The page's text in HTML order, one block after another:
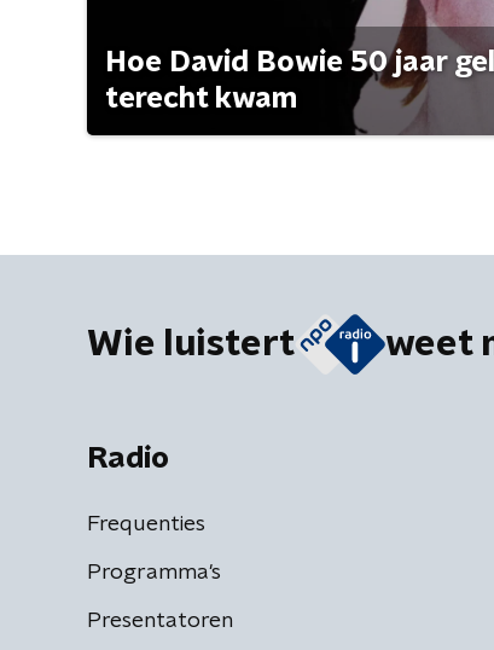
Hoe David Bowie 50 jaar
terecht kwam
Wie luistert weet
Radio
Frequenties
Programma's
Presentatoren